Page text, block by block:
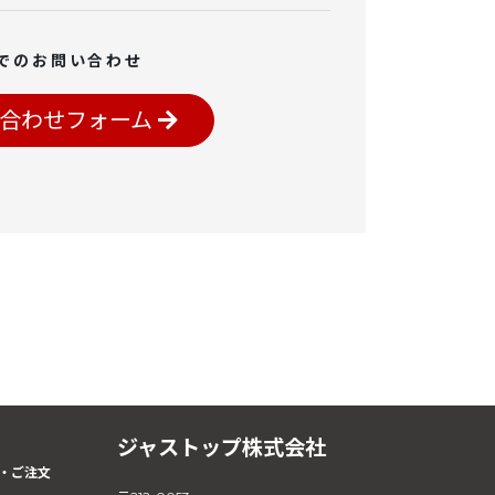
のお問い合わせ
わせフォーム
ご注文
ジャストップ株式会社